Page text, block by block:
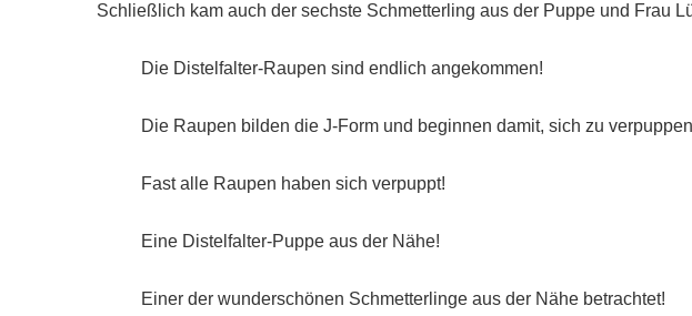
Schließlich kam auch der sechste Schmetterling aus der Puppe und Frau
Die Distelfalter-Raupen sind endlich angekommen!
Die Raupen bilden die J-Form und beginnen damit, sich zu
Fast alle Raupen haben sich verpuppt!
Eine Distelfalter-Puppe aus der Nähe!
Einer der wunderschönen Schmetterlinge aus der Nähe betrachtet!